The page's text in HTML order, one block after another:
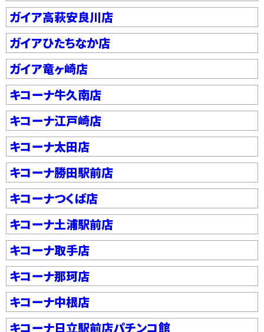
ガイア高萩安良川店
ガイアひたちなか店
ガイア竜ヶ崎店
キコーナ牛久南店
キコーナ江戸崎店
キコーナ太田店
キコーナ勝田駅前店
キコーナつくば店
キコーナ土浦駅前店
キコーナ取手店
キコーナ那珂店
キコーナ中根店
キコーナ日立駅前店パチンコ館